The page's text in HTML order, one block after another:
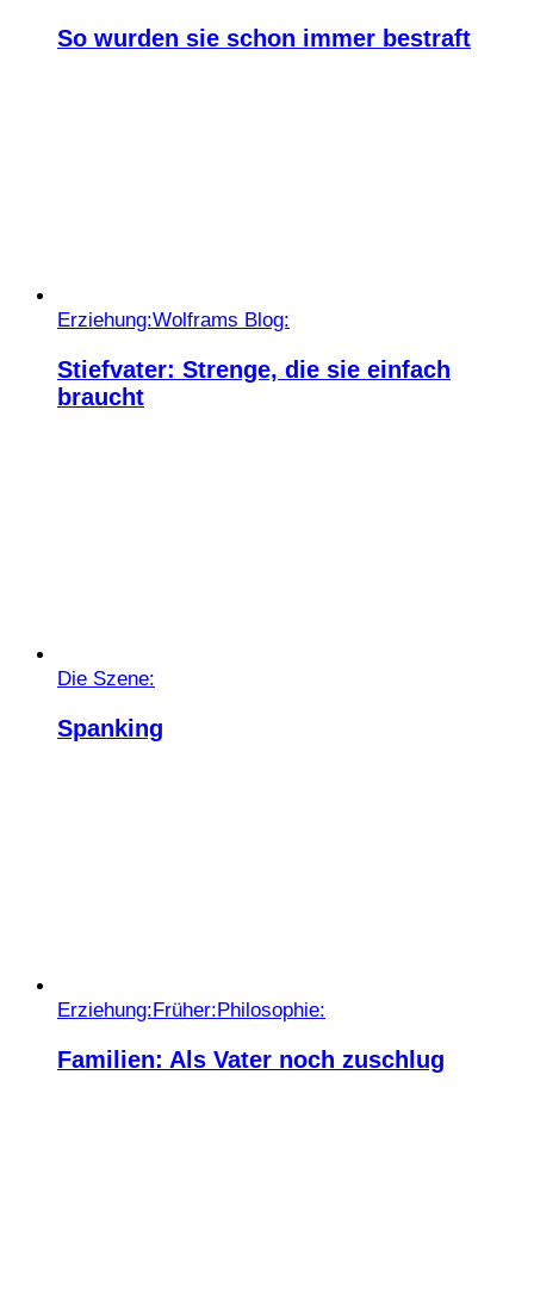
So wurden sie schon immer bestraft
Erziehung:Wolframs Blog:
Stiefvater: Strenge, die sie einfach
braucht
Die Szene:
Spanking
Erziehung:Früher:Philosophie:
Familien: Als Vater noch zuschlug